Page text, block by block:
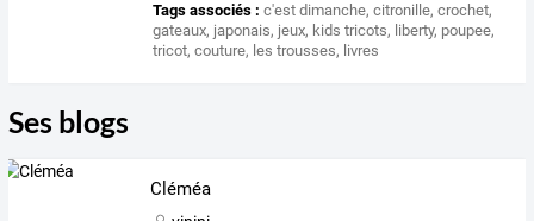
Tags associés : c'est dimanche,citronille,crochet,
gateaux, japonais, jeux, kids tricots, liberty, poupee,
tricot,couture, les trousses, livres
Ses blogs
Cléméa